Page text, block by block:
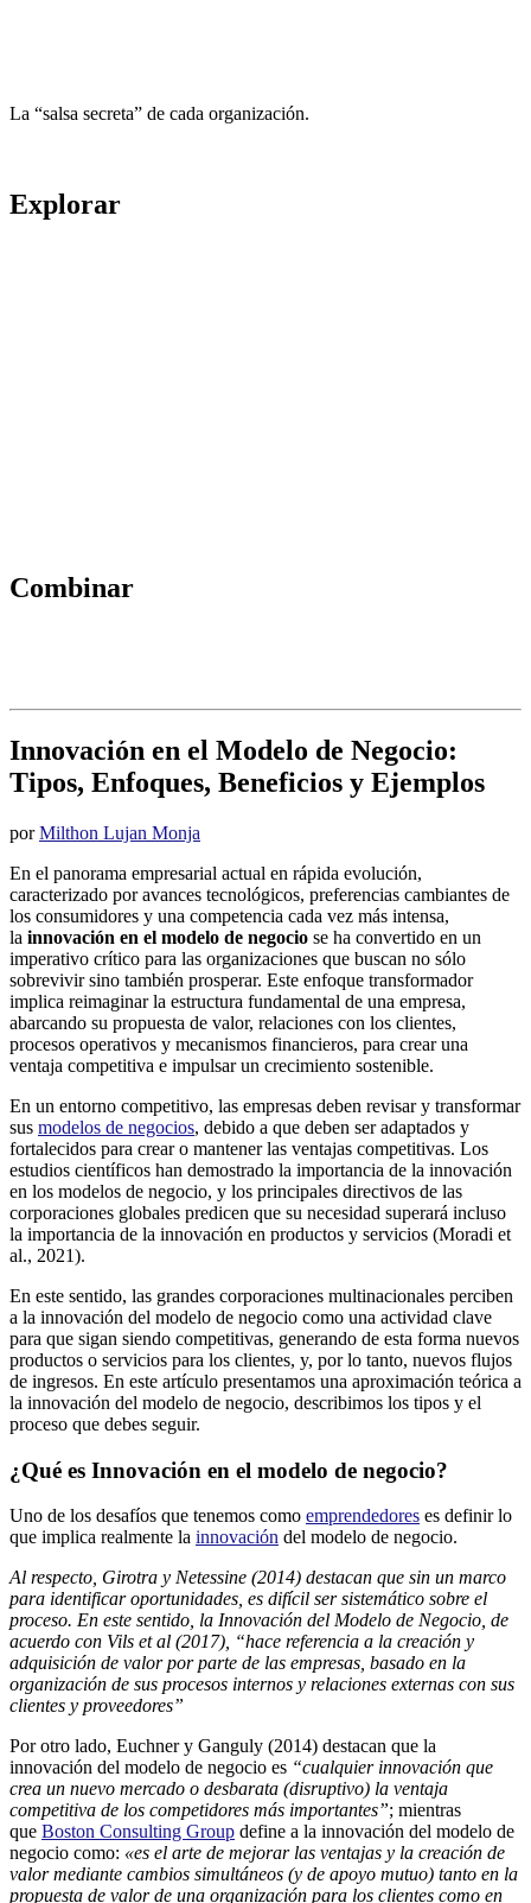
La “salsa secreta” de cada organización.
Explorar
Combinar
Innovación en el Modelo de Negocio:
Tipos, Enfoques, Beneficios y Ejemplos
porMilthon Lujan Monja
En el panorama empresarial actual en rápida evolución,
caracterizado por avances tecnológicos, preferencias cambiantes de
los consumidores y una competencia cada vez más intensa,
la innovación en el modelo de negocio se ha convertido en un
imperativo crítico para las organizaciones que buscan no sólo
sobrevivir sino también prosperar. Este enfoque transformador
implica reimaginar la estructura fundamental de una empresa,
abarcando su propuesta de valor, relaciones con los clientes,
procesos operativos y mecanismos financieros, para crear una
ventaja competitiva e impulsar un crecimiento sostenible.
En un entorno competitivo, las empresas deben revisar y transformar
sus modelos de negocios, debido a que deben ser adaptados y
fortalecidos para crear o mantener las ventajas competitivas. Los
estudios científicos han demostrado la importancia de la innovación
en los modelos de negocio, y los principales directivos de las
corporaciones globales predicen que su necesidad superará incluso
la importancia de la innovación en productos y servicios (Moradi et
al., 2021).
En este sentido, las grandes corporaciones multinacionales perciben
a la innovación del modelo de negocio como una actividad clave
para que sigan siendo competitivas, generando de esta forma nuevos
productos o servicios para los clientes, y, por lo tanto, nuevos flujos
de ingresos. En este artículo presentamos una aproximación teórica a
la innovación del modelo de negocio, describimos los tipos y el
proceso que debes seguir.
¿Qué es Innovación en el modelo de negocio?
Uno de los desafíos que tenemos como emprendedores es definir lo
que implica realmente la innovación del modelo de negocio.
Al respecto, Girotra y Netessine (2014) destacan que sin un marco
para identificar oportunidades, es difícil ser sistemático sobre el
proceso. En este sentido, la Innovación del Modelo de Negocio, de
acuerdo con Vils et al (2017), “hace referencia a la creación y
adquisición de valor por parte de las empresas, basado en la
organización de sus procesos internos y relaciones externas con sus
clientes y proveedores”
Por otro lado, Euchner y Ganguly (2014) destacan que la
innovación del modelo de negocio es “cualquier innovación que
crea un nuevo mercado o desbarata (disruptivo) la ventaja
competitiva de los competidores más importantes”; mientras
que Boston Consulting Group define a la innovación del modelo de
negocio como: «es el arte de mejorar las ventajas y la creación de
valor mediante cambios simultáneos (y de apoyo mutuo) tanto en la
propuesta de valor de una organización para los clientes como en